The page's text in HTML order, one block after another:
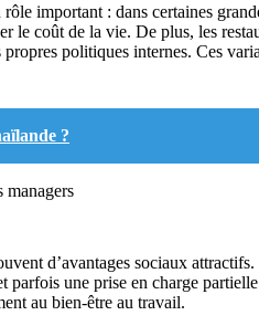
important : dans certaines
le coût de la vie. De plus, les
politiques internes. Ces
?
managers
d’avantages sociaux
parfois une prise en charge
au bien-être au travail.